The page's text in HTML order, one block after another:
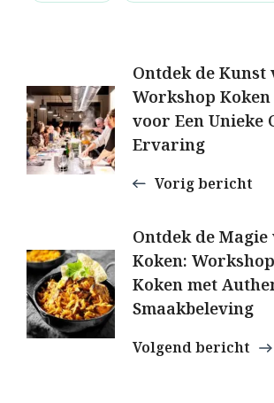
Ontdek de Kunst
Workshop
voor Een Unieke
Ervaring
Vorig bericht
Ontdek de
Koken:
Koken met
Smaakbeleving
Volgend bericht